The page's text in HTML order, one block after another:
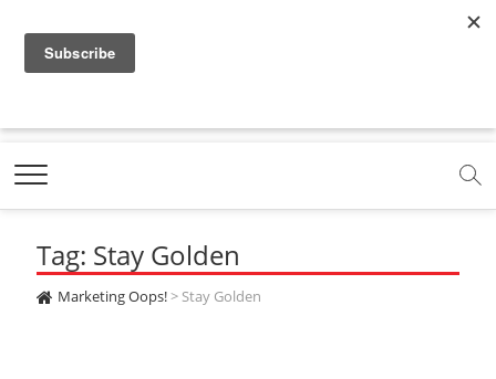
a
e
b
o
o
k
o
t
b
e
.
.
o
e
m
e
t
g
r
a
t
k
.
c
Marketing Oops!
DIGITAL | CREATIVE | ADVERTISING | CAMPAIGN |
Tag: Stay Golden
Marketing Oops!> Stay Golden